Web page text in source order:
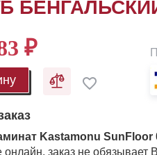
₽
Kastamonu SunFloor
заказ не обязывает